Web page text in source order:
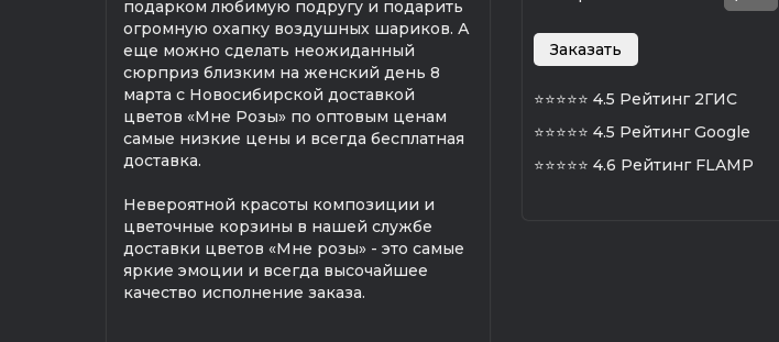
подарком любимую подругу и подарить
огромную охапку воздушных шариков. А
еще можно сделать неожиданный
сюрприз близким на женский день 8
марта с Новосибирской доставкой
цветов «Мне Розы» по оптовым ценам
самые низкие цены и всегда бесплатная
доставка.
Невероятной красоты композиции и
цветочные корзины в нашей службе
доставки цветов «Мне розы» - это самые
яркие эмоции и всегда высочайшее
качество исполнение заказа.
⭐⭐⭐⭐⭐ 4.5 Рейтинг 2ГИС
⭐⭐⭐⭐⭐ 4.5 Рейтинг Google
⭐⭐⭐⭐⭐ 4.6 Рейтинг FLAMP